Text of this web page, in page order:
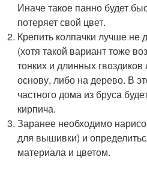
Иначе такое панно будет
потеряет свой цвет.
Крепить колпачки лучше не
(хотя такой вариант тоже
тонких и длинных
основу, либо на дерево. В
частного дома из бруса
кирпича.
Заранее необходимо
для вышивки) и
материала и цветом.